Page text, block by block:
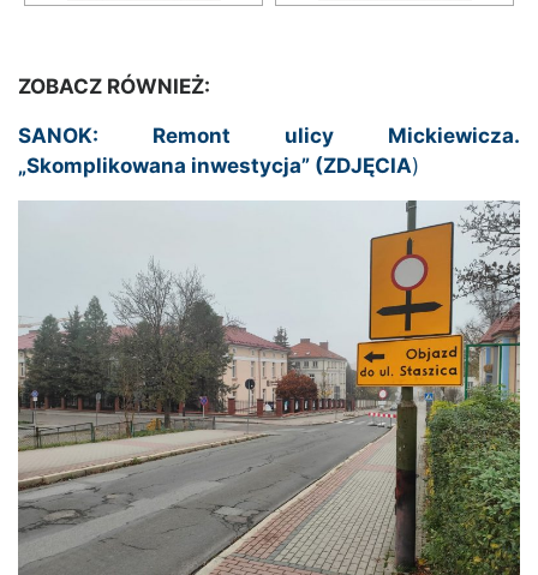
ZOBACZ RÓWNIEŻ:
SANOK: Remont ulicy Mickiewicza.
„Skomplikowana inwestycja” (ZDJĘCIA)